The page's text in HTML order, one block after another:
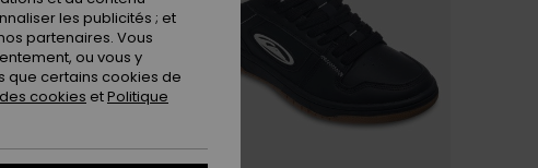
les publicités ; et
partenaires. Vous
ou vous y
que certains cookies de
cookies etPolitique